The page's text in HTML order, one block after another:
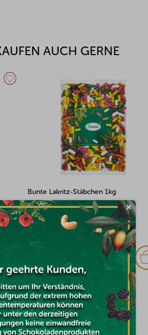
AUCH GERNE
Lakritzkreide 1kg
Auf Lager
€11,72
SIE INTERESSIEREN
×